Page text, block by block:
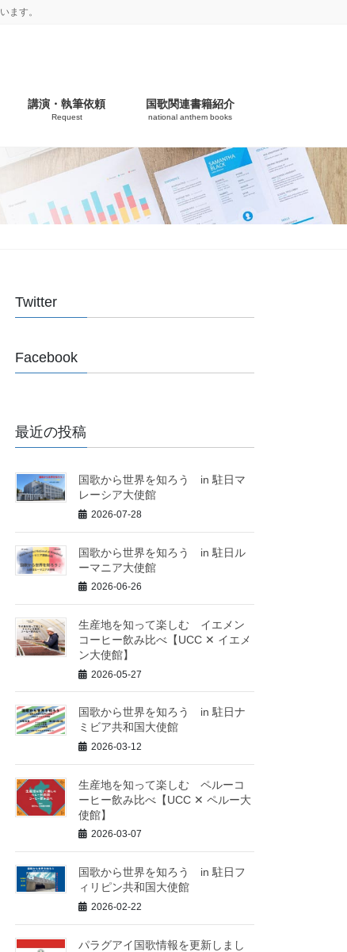
ます。
講演・執筆依頼
Request
国歌関連書籍紹介
national anthem books
Twitter
Facebook
最近の投稿
国歌から世界を知ろう in 駐日マ
レーシア大使館
2026-07-28
国歌から世界を知ろう in 駐日ル
ーマニア大使館
2026-06-26
生産地を知って楽しむ イエメン
コーヒー飲み比べ【UCC ✕ イエメ
ン大使館】
2026-05-27
国歌から世界を知ろう in 駐日ナ
ミビア共和国大使館
2026-03-12
生産地を知って楽しむ ペルーコ
ーヒー飲み比べ【UCC ✕ ペルー大
使館】
2026-03-07
国歌から世界を知ろう in 駐日フ
ィリピン共和国大使館
2026-02-22
パラグアイ国歌情報を更新しまし